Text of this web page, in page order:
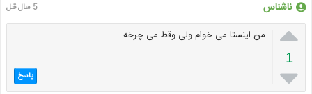
ناشناس 5 سال قبل

1

من اینستا می خوام ولی وقط می چرخه
پاسخ